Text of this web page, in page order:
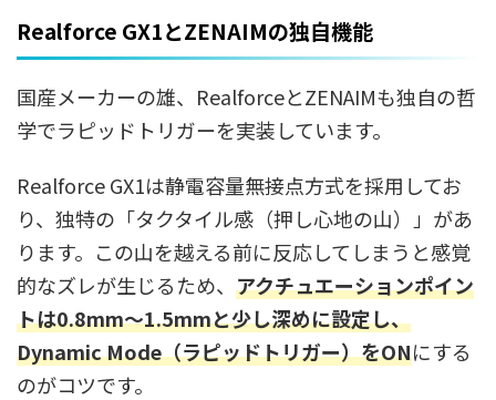
Realforce GX1とZENAIMの独自機能
国産メーカーの雄、RealforceとZENAIMも独自の哲
学でラピッドトリガーを実装しています。
Realforce GX1は静電容量無接点方式を採用してお
り、独特の「タクタイル感（押し心地の山）」があ
ります。この山を越える前に反応してしまうと感覚
的なズレが生じるため、 アクチュエーションポイン
トは0.8mm〜1.5mmと少し深めに設定し、
Dynamic Mode（ラピッドトリガー）をONにする
のがコツです。